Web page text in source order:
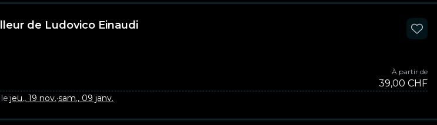
de Ludovico Einaudi
À partir de
39,00 CHF
jeu., 19 nov.·sam., 09 janv.